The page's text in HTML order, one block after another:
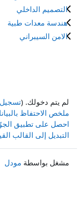
التصميم الداخلي
هندسة معدات طبية
الامن السيبراني
لم يتم دخولك. (
ملخص الاحتفاظ
احصل على تطبيق
التبديل إلى القالب
مشغل بواسطة مودل